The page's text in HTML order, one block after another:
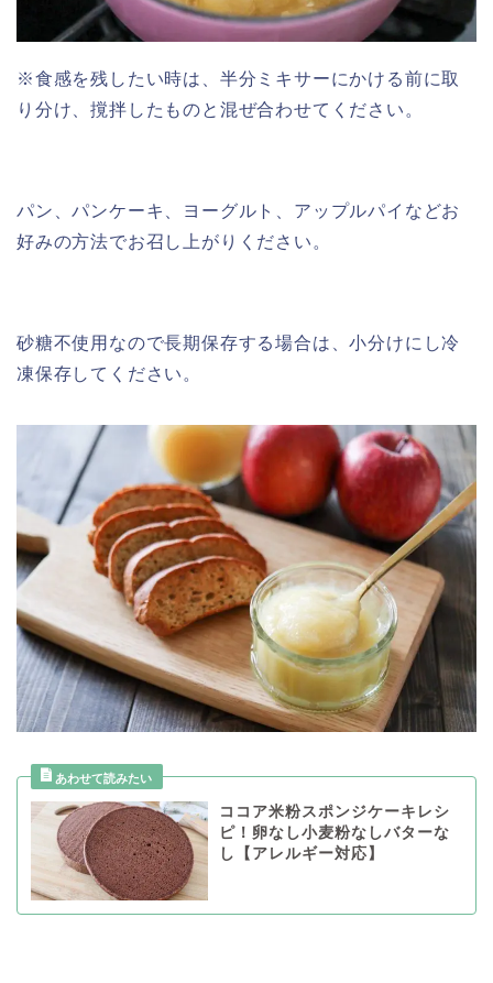
※食感を残したい時は、半分ミキサーにかける前に取
り分け、撹拌したものと混ぜ合わせてください。
パン、パンケーキ、ヨーグルト、アップルパイなどお
好みの方法でお召し上がりください。
砂糖不使用なので長期保存する場合は、小分けにし冷
凍保存してください。
ココア米粉スポンジケーキレシ
ピ！卵なし小麦粉なしバターな
し【アレルギー対応】